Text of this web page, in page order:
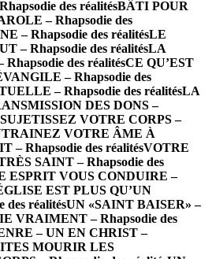
des réalitésBÂTI POUR
– Rhapsodie des
– Rhapsodie des réalitésLE
– Rhapsodie des réalitésLA
des réalitésCE QU’EST
– Rhapsodie des
– Rhapsodie des réalitésLA
DES DONS –
VOTRE CORPS –
VOTRE ÂME À
– Rhapsodie des réalitésVOTRE
SAINT – Rhapsodie des
ESPRIT VOUS CONDUIRE –
EST PLUS QU’UN
réalitésUN «SAINT BAISER» –
VRAIMENT – Rhapsodie des
– UN EN CHRIST –
MOURIR LES